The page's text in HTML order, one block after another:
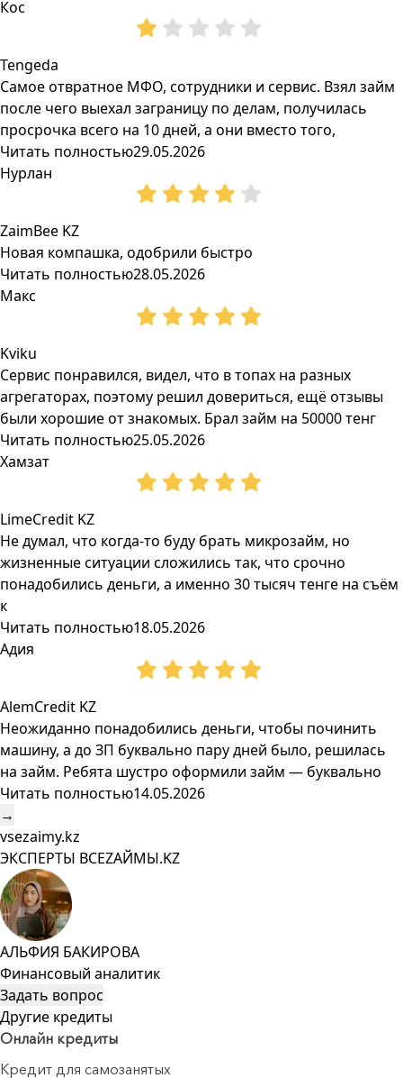
Кос
Tengeda
Самое отвратное МФО, сотрудники и сервис. Взял займ
после чего выехал заграницу по делам, получилась
просрочка всего на 10 дней, а они вместо того,
Читать полностью29.05.2026
Нурлан
ZaimBee KZ
Новая компашка, одобрили быстро
Читать полностью28.05.2026
Макс
Kviku
Сервис понравился, видел, что в топах на разных
агрегаторах, поэтому решил довериться, ещё отзывы
были хорошие от знакомых. Брал займ на 50000 тенг
Читать полностью25.05.2026
Хамзат
LimeCredit KZ
Не думал, что когда-то буду брать микрозайм, но
жизненные ситуации сложились так, что срочно
понадобились деньги, а именно 30 тысяч тенге на съём
к
Читать полностью18.05.2026
Адия
AlemCredit KZ
Неожиданно понадобились деньги, чтобы починить
машину, а до ЗП буквально пару дней было, решилась
на займ. Ребята шустро оформили займ — буквально
Читать полностью14.05.2026
→
vsezaimy.kz
ЭКСПЕРТЫ ВСЕZAЙМЫ.KZ
АЛЬФИЯ БАКИРОВА
Финансовый аналитик
Задать вопрос
Другие кредиты
Онлайн кредиты
Кредит для самозанятых